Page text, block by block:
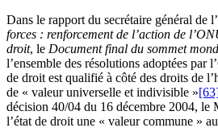
Dans le rapport du secrétaire général de
forces : renforcement de l’action de
droit, le Document final du sommet
l’ensemble des résolutions adoptées par
de droit est qualifié à côté des droits de
de « valeur universelle et indivisible »
décision 40/04 du 16 décembre 2004,
l’état de droit une « valeur commune »